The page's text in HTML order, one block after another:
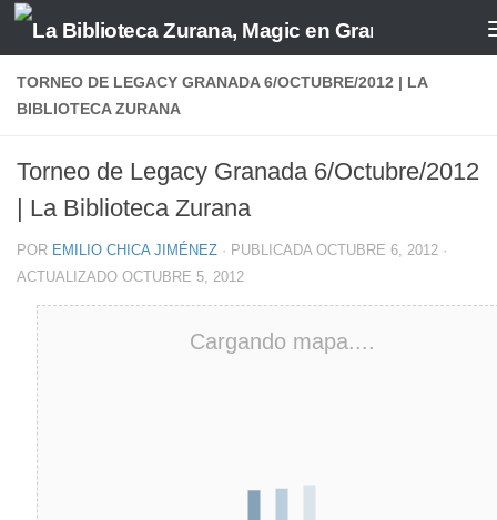
Saltar al contenido
TORNEO DE LEGACY GRANADA 6/OCTUBRE/2012 | LA
BIBLIOTECA ZURANA
Torneo de Legacy Granada 6/Octubre/2012
| La Biblioteca Zurana
POR EMILIO CHICA JIMÉNEZ · PUBLICADA OCTUBRE 6, 2012 ·
ACTUALIZADO OCTUBRE 5, 2012
Cargando mapa....